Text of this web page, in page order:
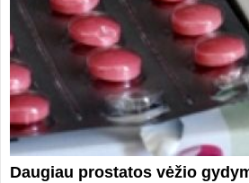
Daugiau prostatos vėžio